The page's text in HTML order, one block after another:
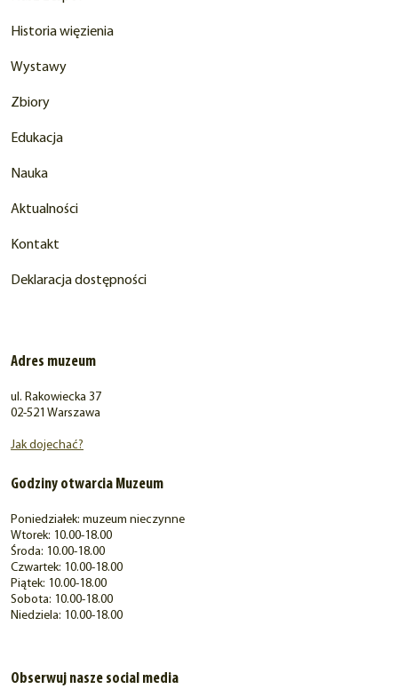
Historia więzienia
Wystawy
Zbiory
Edukacja
Nauka
Aktualności
Kontakt
Deklaracja dostępności
Adres muzeum
ul. Rakowiecka 37
02-521 Warszawa
Jak dojechać?
Godziny otwarcia Muzeum
Poniedziałek: muzeum nieczynne
Wtorek: 10.00-18.00
Środa: 10.00-18.00
Czwartek: 10.00-18.00
Piątek: 10.00-18.00
Sobota: 10.00-18.00
Niedziela: 10.00-18.00
Obserwuj nasze social media